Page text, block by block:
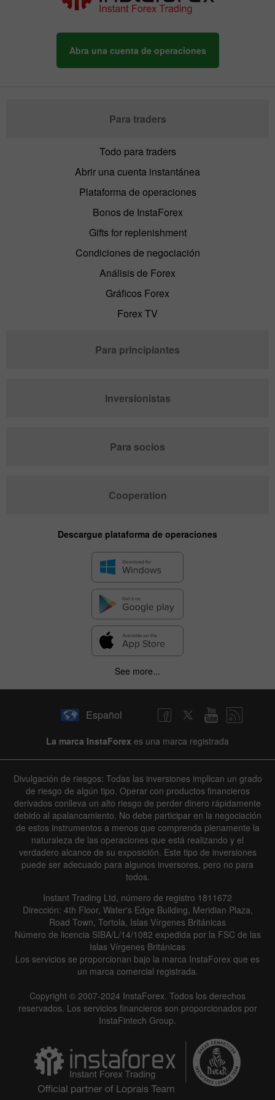
Abra una cuenta de operaciones
Para traders
Todo para traders
Abrir una cuenta instantánea
Plataforma de operaciones
Bonos de InstaForex
Gifts for replenishment
Condiciones de negociación
Análisis de Forex
Gráficos Forex
Forex TV
Para principiantes
Inversionistas
Para socios
Cooperation
Descargue plataforma de operaciones
See more...
Español
La marca InstaForex es una marca registrada
Divulgación de riesgos: Todas las inversiones implican un grado
de riesgo de algún tipo. Operar con productos financieros
derivados conlleva un alto riesgo de perder dinero rápidamente
debido al apalancamiento. No debe participar en la negociación
de estos instrumentos a menos que comprenda plenamente la
naturaleza de las operaciones que está realizando y el
verdadero alcance de su exposición. Este tipo de inversiones
puede ser adecuado para algunos inversores, pero no para
todos.
Instant Trading Ltd, número de registro 1811672
Dirección: 4th Floor, Water's Edge Building, Meridian Plaza,
Road Town, Tortola, Islas Vírgenes Británicas
Número de licencia SIBA/L/14/1082 expedida por la FSC de las
Islas Vírgenes Británicas
Los servicios se proporcionan bajo la marca InstaForex que es
un marca comercial registrada.
Copyright © 2007-2024 InstaForex. Todos los derechos
reservados. Los servicios financieros son proporcionados por
InstaFintech Group.